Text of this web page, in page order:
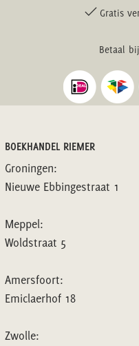
Gratis
Betaal
BOEKHANDEL RIEMER
Groningen:
Nieuwe Ebbingestraat 1
Meppel:
Woldstraat 5
Amersfoort:
Emiclaerhof 18
Zwolle: